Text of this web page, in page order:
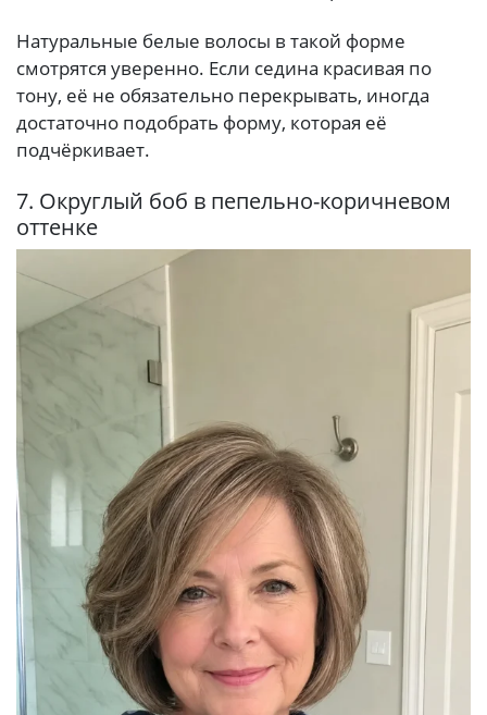
Натуральные белые волосы в такой форме
смотрятся уверенно. Если седина красивая по
тону, её не обязательно перекрывать, иногда
достаточно подобрать форму, которая её
подчёркивает.
7. Округлый боб в пепельно-коричневом
оттенке